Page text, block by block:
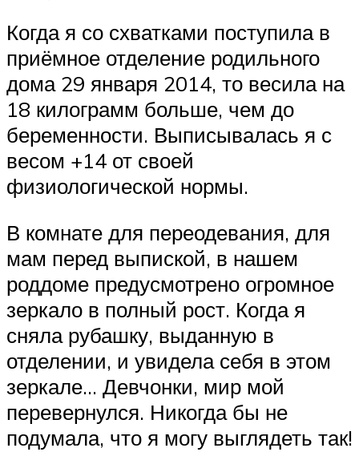
Когда я со схватками поступила в
приёмное отделение родильного
дома 29 января 2014, то весила на
18 килограмм больше, чем до
беременности. Выписывалась я с
весом +14 от своей
физиологической нормы.
В комнате для переодевания, для
мам перед выпиской, в нашем
роддоме предусмотрено огромное
зеркало в полный рост. Когда я
сняла рубашку, выданную в
отделении, и увидела себя в этом
зеркале… Девчонки, мир мой
перевернулся. Никогда бы не
подумала, что я могу выглядеть так!